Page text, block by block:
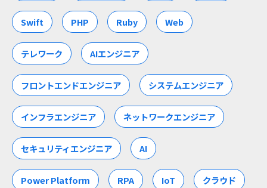
Swift PHP Ruby Web
テレワーク AIエンジニア
フロントエンドエンジニア システムエンジニア
インフラエンジニア ネットワークエンジニア
セキュリティエンジニア AI
Power Platform RPA IoT クラウド